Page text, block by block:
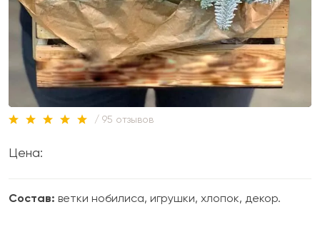
/ 95 отзывов
Цена:
Состав: ветки нобилиса, игрушки, хлопок, декор.